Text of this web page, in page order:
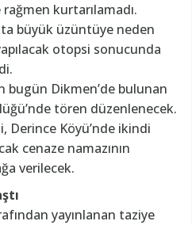
kurtarılamadı.
büyük üzüntüye neden
otopsi sonucunda
Dikmen’de bulunan
tören düzenlenecek.
Derince Köyü’nde ikindi
cenaze namazının
verilecek.
yayınlanan taziye